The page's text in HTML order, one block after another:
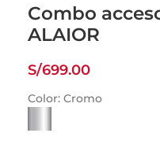
Combo
ALAIOR
S/699.00
Color: Cromo